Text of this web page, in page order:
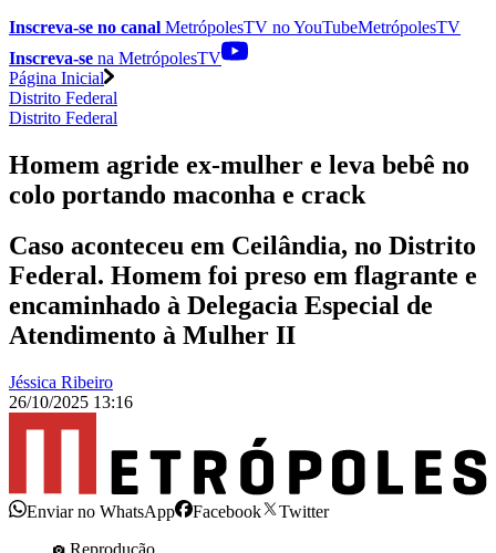
Inscreva-se no canal MetrópolesTV noYouTubeMetrópolesTV
Inscreva-se na MetrópolesTV
Página Inicial
Distrito Federal
Distrito Federal
Homem agride ex-mulher e leva bebê no
colo portando maconha e crack
Caso aconteceu em Ceilândia, no Distrito
Federal. Homem foi preso em flagrante e
encaminhado à Delegacia Especial de
Atendimento à Mulher II
Jéssica Ribeiro
26/10/2025 13:16
Enviar no WhatsApp Facebook
Twitter
Reprodução